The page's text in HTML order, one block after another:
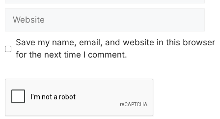
Save my name, email, and website in this browser
for the next time I comment.